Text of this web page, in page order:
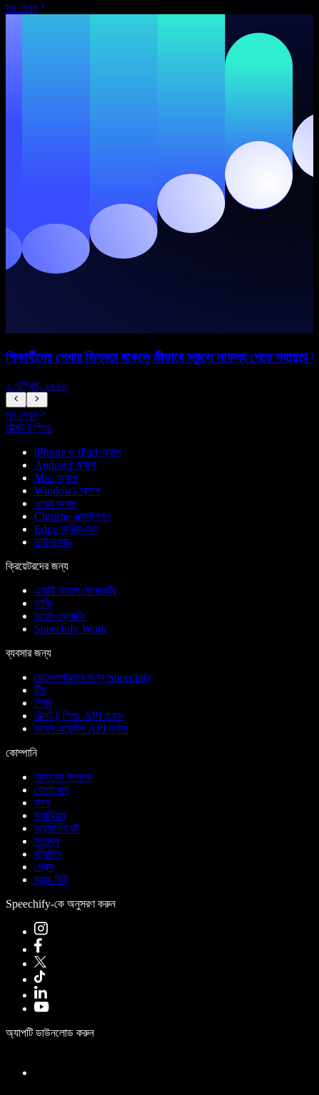
সব দেখুন
শিক্ষার্থীদের শেখার ভিন্নতা থাকলে কীভাবে স্কুলে সাফল্য পেতে সহায়তা
২ এপ্রিল, ২০২৬
সব দেখুন
টেক্সট টু স্পিচ
iPhone ও iPad অ্যাপ
Android অ্যাপ
Mac অ্যাপ
Windows অ্যাপ
ওয়েব অ্যাপ
Chrome এক্সটেনশন
Edge অ্যাড-অন
ডাউনলোড
ক্রিয়েটরদের জন্য
এআই ভয়েস জেনারেটর
ডাবিং
ভয়েস ক্লোনিং
Speechify Work
ব্যবসার জন্য
ডেভেলপারদের জন্য Speechify
টিম
শিক্ষা
টেক্সট টু স্পিচ API ডকস
ভয়েস এজেন্টস API ডকস
কোম্পানি
আমাদের সম্পর্কে
যোগাযোগ
ব্লগ
ক্যারিয়ার
অ্যাফিলিয়েট
সাহায্য
স্ট্যাটাস
প্রেস
ব্র্যান্ড কিট
Speechify-কে অনুসরণ করুন
অ্যাপটি ডাউনলোড করুন